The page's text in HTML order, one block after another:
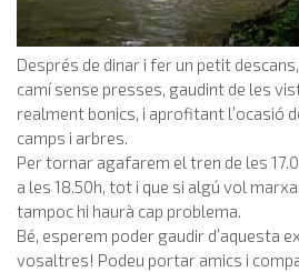
Després de dinar i fer un petit
camí sense presses, gaudint de les
realment bonics, i aprofitant l’ocasió
camps i arbres.
Per tornar agafarem el tren de les
a les 18.50h, tot i que si algú vol
tampoc hi haurà cap problema.
Bé, esperem poder gaudir d’aquesta
vosaltres! Podeu portar amics i